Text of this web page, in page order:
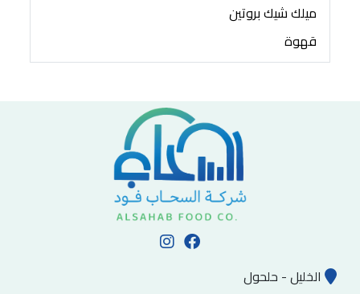
ميلك شيك بروتين
قهوة
الخليل - حلحول